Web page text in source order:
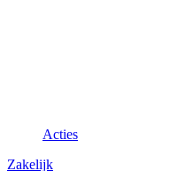
Acties
Zakelijk